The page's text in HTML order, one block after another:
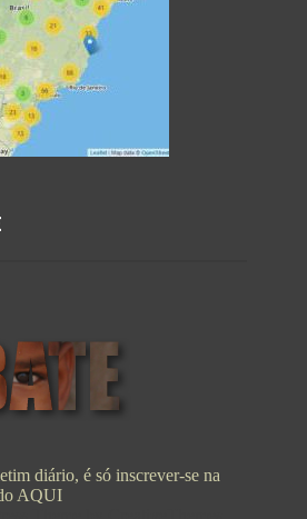
diário, é só inscrever-se na
AQUI